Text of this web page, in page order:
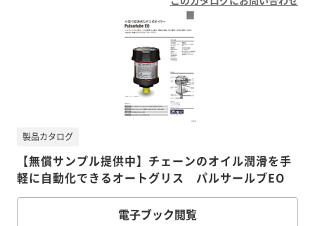
【無償サンプル提供中】チェーンのオイル潤滑を手
軽に自動化できるオートグリス パルサールブEO
製品カタログ
電子ブック閲覧